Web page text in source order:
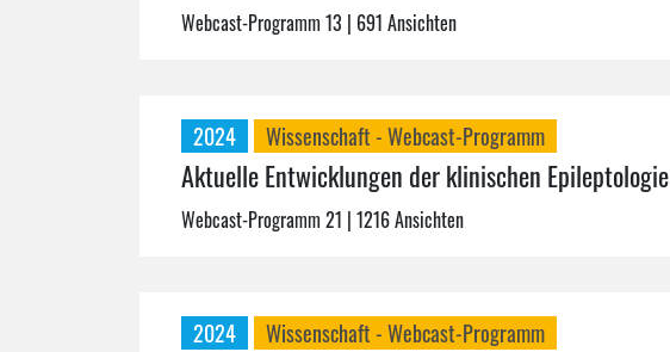
Webcast-Programm 13 | 691 Ansichten
2024 Wissenschaft - Webcast-Programm
Aktuelle Entwicklungen der klinischen Epileptologie
Webcast-Programm 21 | 1216 Ansichten
2024 Wissenschaft - Webcast-Programm